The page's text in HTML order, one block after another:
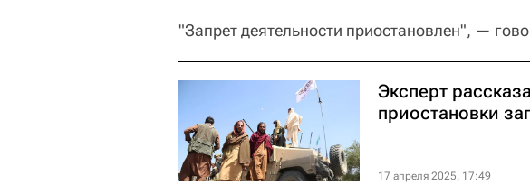
"Запрет деятельности приостановлен", —
Эксперт
приостановки
17 апреля 2025, 17:49